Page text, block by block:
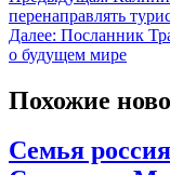
перенаправлять
Далее: Посланник
о будущем мире
Похожие
Семья